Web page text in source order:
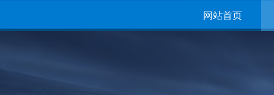
网站首页